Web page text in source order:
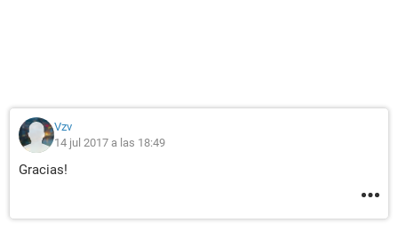
Vzv
14 jul 2017 a las 18:49
Gracias!